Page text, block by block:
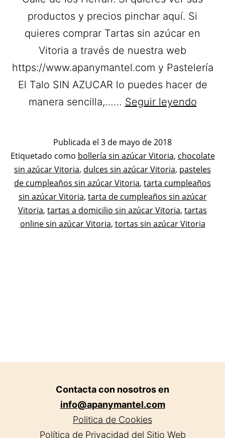
productos y precios pinchar aquí. Si
quieres comprar Tartas sin azúcar en
Vitoria a través de nuestra web
https://www.apanymantel.com y Pastelería
El Talo SIN AZUCAR lo puedes hacer de
manera sencilla,…… Seguir leyendo
sin
en
Publicada el 3 de mayo de 2018
Categorizado
como
Pastelerías
Asociadas
Apanymantel
Etiquetado como bollería sin azúcar Vitoria, chocolate
sin azúcar Vitoria, dulces sin azúcar Vitoria, pasteles
de cumpleaños sin azúcar Vitoria, tarta cumpleaños
sin azúcar Vitoria, tarta de cumpleaños sin azúcar
Vitoria, tartas a domicilio sin azúcar Vitoria, tartas
online sin azúcar Vitoria, tortas sin azúcar Vitoria
Contacta con nosotros en
info@apanymantel.com
Politica de Cookies
Política de Privacidad del Sitio Web